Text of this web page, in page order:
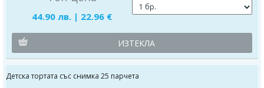
44.90 лв. | 22.96 €
ИЗТЕКЛА
Детска тортата със снимка 25 парчета